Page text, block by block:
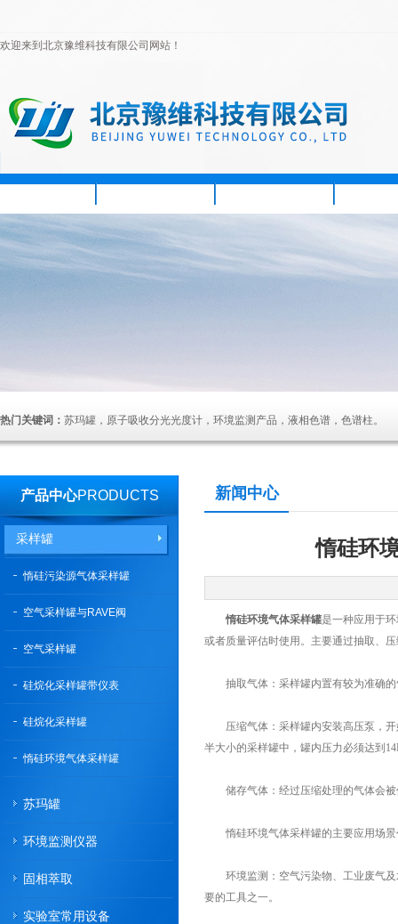
欢迎来到北京豫维科技有限公司网站！
热门关键词： 苏玛罐，原子吸收分光光度计，环境监测产品，液相色谱，色谱柱。
产品中心PRODUCTS
采样罐
惰硅污染源气体采样罐
空气采样罐与RAVE阀
空气采样罐
硅烷化采样罐带仪表
硅烷化采样罐
惰硅环境气体采样罐
苏玛罐
环境监测仪器
固相萃取
实验室常用设备
新闻中心
惰硅环
惰硅环境气体采样罐是一种应用于
或者质量评估时使用。主要通过抽取、
抽取气体：采样罐内置有较为准确的
压缩气体：采样罐内安装高压泵，开
半大小的采样罐中，罐内压力必须达到
储存气体：经过压缩处理的气体会被
惰硅环境气体采样罐的主要应用场景
环境监测：空气污染物、工业废气及
要的工具之一。